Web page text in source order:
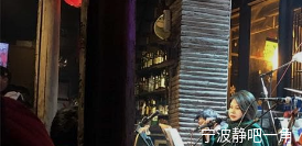
宁波静吧一角